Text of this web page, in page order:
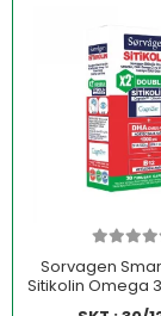
Sorvagen
Sitikolin Omega